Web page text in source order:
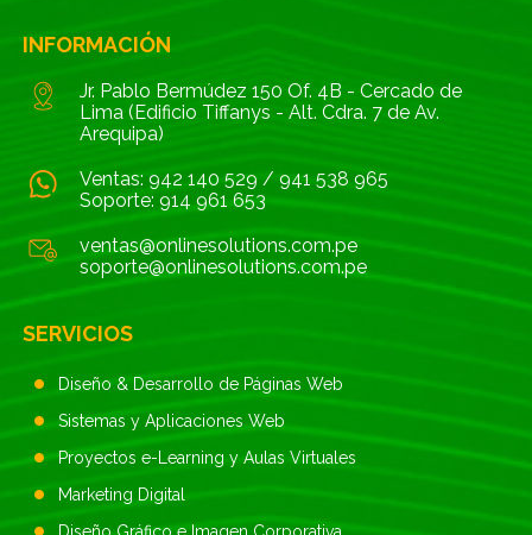
INFORMACIÓN
Jr. Pablo Bermúdez 150 Of. 4B - Cercado de
Lima (Edificio Tiffanys - Alt. Cdra. 7 de Av.
Arequipa)
Ventas: 942 140 529 / 941 538 965
Soporte: 914 961 653
ventas@onlinesolutions.com.pe
soporte@onlinesolutions.com.pe
SERVICIOS
Diseño & Desarrollo de Páginas Web
Sistemas y Aplicaciones Web
Proyectos e-Learning y Aulas Virtuales
Marketing Digital
Diseño Gráfico e Imagen Corporativa